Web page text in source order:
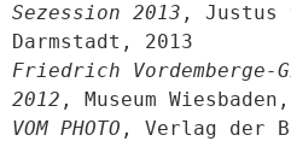
Sezession 2013 , Justus
Friedrich Vordemberge-
2012
VOM PHOTO , Verlag der